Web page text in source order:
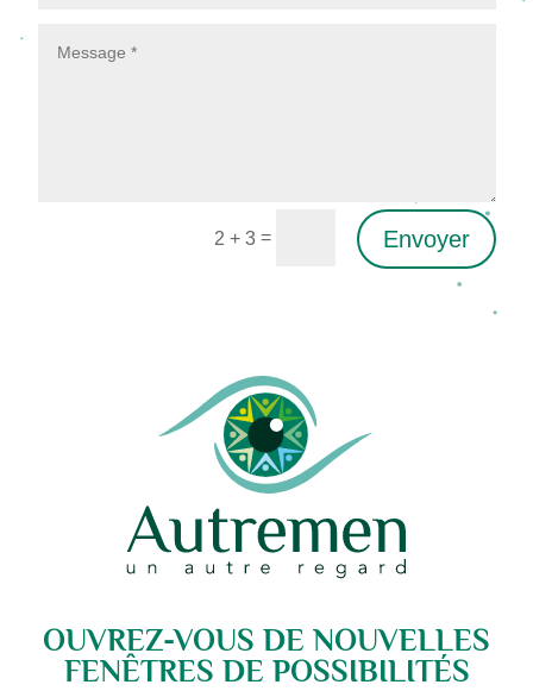
2 + 3= Envoyer
OUVREZ-VOUS DE NOUVELLES
FENÊTRES DE POSSIBILITÉS